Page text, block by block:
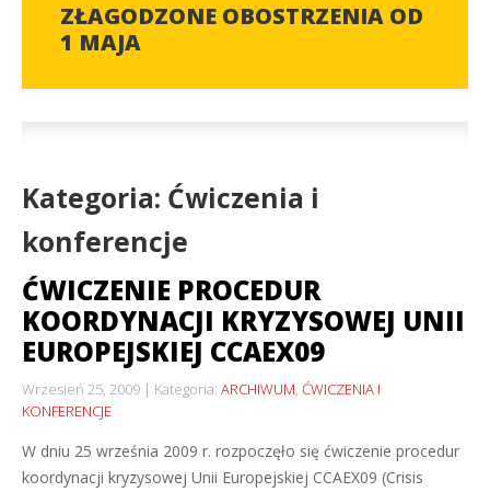
ZŁAGODZONE OBOSTRZENIA OD
1 MAJA
Kategoria: Ćwiczenia i
konferencje
ĆWICZENIE PROCEDUR
KOORDYNACJI KRYZYSOWEJ UNII
EUROPEJSKIEJ CCAEX09
Wrzesień 25, 2009 Kategoria: ARCHIWUM, ĆWICZENIA I
KONFERENCJE
W dniu 25 września 2009 r. rozpoczęło się ćwiczenie procedur
koordynacji kryzysowej Unii Europejskiej CCAEX09 (Crisis